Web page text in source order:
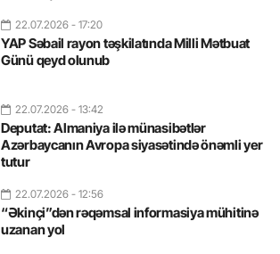
22.07.2026 - 17:20
YAP Səbail rayon təşkilatında Milli Mətbuat
Günü qeyd olunub
22.07.2026 - 13:42
Deputat: Almaniya ilə münasibətlər
Azərbaycanın Avropa siyasətində önəmli yer
tutur
22.07.2026 - 12:56
“Əkinçi”dən rəqəmsal informasiya mühitinə
uzanan yol